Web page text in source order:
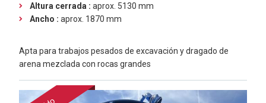
Altura cerrada : aprox. 5130 mm
Ancho : aprox. 1870 mm
Apta para trabajos pesados de excavación y dragado de
arena mezclada con rocas grandes